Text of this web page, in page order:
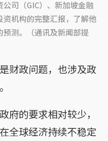
司（GIC）、新加坡金融
机构的完整汇报，了解他
测。（通讯及新闻部提
财政问题，也涉及政
府的要求相对较少，
全球经济持续不稳定